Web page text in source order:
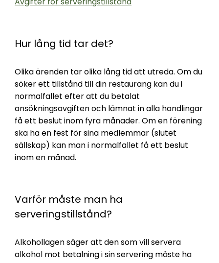
Hur lång tid tar det?
Olika ärenden tar olika lång tid att utreda. Om du
söker ett tillstånd till din restaurang kan du i
normalfallet efter att du betalat
ansökningsavgiften och lämnat in alla handlingar
få ett beslut inom fyra månader. Om en förening
ska ha en fest för sina medlemmar (slutet
sällskap) kan man i normalfallet få ett beslut
inom en månad.
Varför måste man ha
serveringstillstånd?
Alkohollagen säger att den som vill servera
alkohol mot betalning i sin servering måste ha